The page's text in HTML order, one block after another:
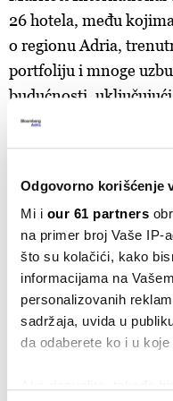
Odgovorno korišćenje
Mi i our 61 partners
na primer broj Vaše IP-
što su kolačići, kako
informacijama na
personalizovanih
sadržaja, uvida u
da odaberete ko i u
26 hotela, među
o regionu Adria,
portfoliju i mnoge
budućnosti,
Autograph Collection
De Rujiter.